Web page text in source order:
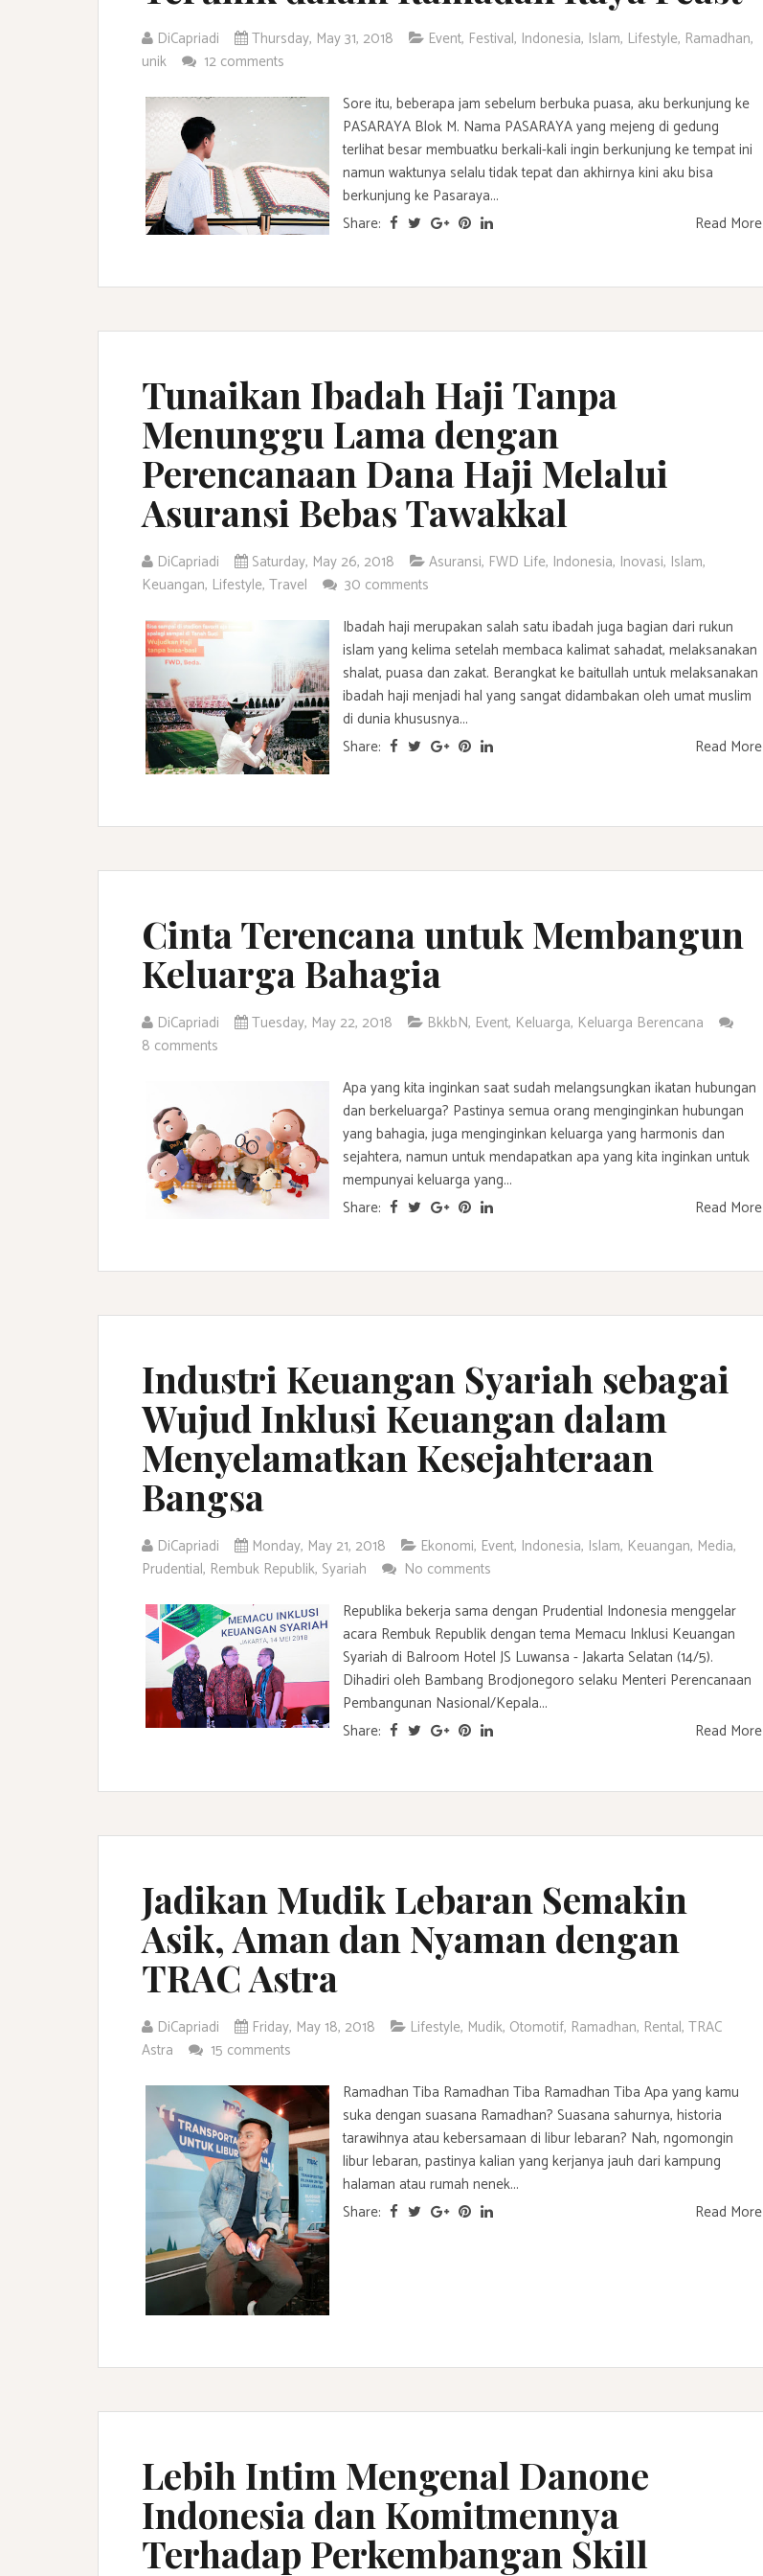
DiCapriadi Thursday, May 31, 2018 Event, Festival, Indonesia, Islam, Lifestyle, Ramadhan,
unik
12 comments
Sore itu, beberapa jam sebelum berbuka puasa, aku berkunjung ke
PASARAYA Blok M. Nama PASARAYA yang mejeng di gedung
terlihat besar membuatku berkali-kali ingin berkunjung ke tempat ini
namun waktunya selalu tidak tepat dan akhirnya kini aku bisa
berkunjung ke Pasaraya...
Share:
Read More
Tunaikan Ibadah Haji Tanpa
Menunggu Lama dengan
Perencanaan Dana Haji Melalui
Asuransi Bebas Tawakkal
DiCapriadi Saturday, May 26, 2018 Asuransi, FWD Life, Indonesia, Inovasi, Islam,
Keuangan, Lifestyle, Travel
30 comments
Ibadah haji merupakan salah satu ibadah juga bagian dari rukun
islam yang kelima setelah membaca kalimat sahadat, melaksanakan
shalat, puasa dan zakat. Berangkat ke baitullah untuk melaksanakan
ibadah haji menjadi hal yang sangat didambakan oleh umat muslim
di dunia khususnya...
Share:
Read More
Cinta Terencana untuk Membangun
Keluarga Bahagia
DiCapriadi Tuesday, May 22, 2018 BkkbN, Event, Keluarga, Keluarga Berencana
8 comments
Apa yang kita inginkan saat sudah melangsungkan ikatan hubungan
dan berkeluarga? Pastinya semua orang menginginkan hubungan
yang bahagia, juga menginginkan keluarga yang harmonis dan
sejahtera, namun untuk mendapatkan apa yang kita inginkan untuk
mempunyai keluarga yang...
Share:
Read More
Industri Keuangan Syariah sebagai
Wujud Inklusi Keuangan dalam
Menyelamatkan Kesejahteraan
Bangsa
DiCapriadi Monday, May 21, 2018 Ekonomi, Event, Indonesia, Islam, Keuangan, Media,
Prudential, Rembuk Republik, Syariah
No comments
Republika bekerja sama dengan Prudential Indonesia menggelar
acara Rembuk Republik dengan tema Memacu Inklusi Keuangan
Syariah di Balroom Hotel JS Luwansa - Jakarta Selatan (14/5).
Dihadiri oleh Bambang Brodjonegoro selaku Menteri Perencanaan
Pembangunan Nasional/Kepala...
Share:
Read More
Jadikan Mudik Lebaran Semakin
Asik, Aman dan Nyaman dengan
TRAC Astra
DiCapriadi Friday, May 18, 2018 Lifestyle, Mudik, Otomotif, Ramadhan, Rental, TRAC
Astra
15 comments
Ramadhan Tiba Ramadhan Tiba Ramadhan Tiba Apa yang kamu
suka dengan suasana Ramadhan? Suasana sahurnya, historia
tarawihnya atau kebersamaan di libur lebaran? Nah, ngomongin
libur lebaran, pastinya kalian yang kerjanya jauh dari kampung
halaman atau rumah nenek...
Share:
Read More
Lebih Intim Mengenal Danone
Indonesia dan Komitmennya
Terhadap Perkembangan Skill